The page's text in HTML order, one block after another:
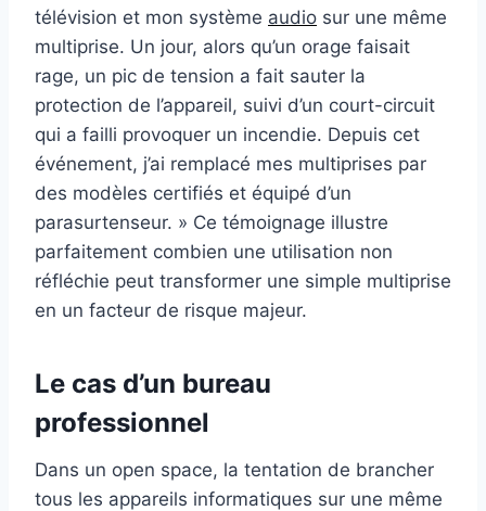
télévision et mon système audio sur une même
multiprise. Un jour, alors qu’un orage faisait
rage, un pic de tension a fait sauter la
protection de l’appareil, suivi d’un court-circuit
qui a failli provoquer un incendie. Depuis cet
événement, j’ai remplacé mes multiprises par
des modèles certifiés et équipé d’un
parasurtenseur. » Ce témoignage illustre
parfaitement combien une utilisation non
réfléchie peut transformer une simple multiprise
en un facteur de risque majeur.
Le cas d’un bureau
professionnel
Dans un open space, la tentation de brancher
tous les appareils informatiques sur une même